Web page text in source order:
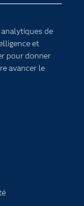
de
et
pour donner
avancer le